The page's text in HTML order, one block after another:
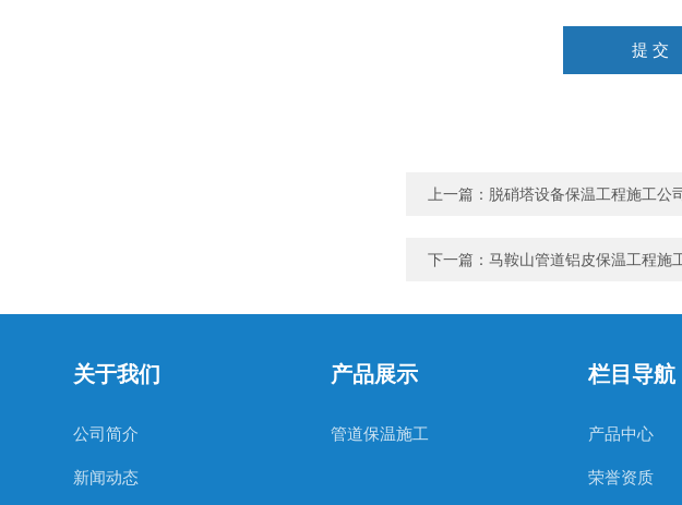
上一篇： 脱硝塔设备保温工程施工公
下一篇： 马鞍山管道铝皮保温工程施
关于我们
公司简介
新闻动态
产品展示
管道保温施工
栏目导航
产品中心
荣誉资质